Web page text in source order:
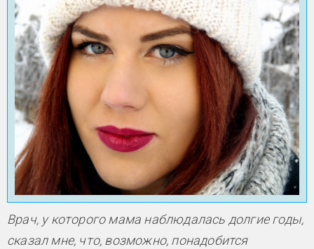
Врач, у которого мама наблюдалась долгие годы,
сказал мне, что, возможно, понадобится